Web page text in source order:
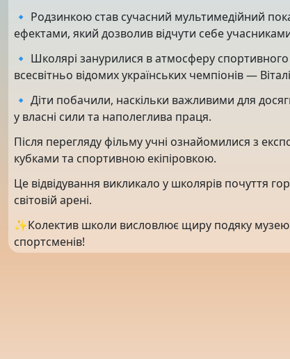
🔹 Родзинкою став сучасний мультимедійний
ефектами, який дозволив відчути себе
🔹 Школярі занурилися в атмосферу
всесвітньо відомих українських чемпіонів —
🔹 Діти побачили, наскільки важливими для
у власні сили та наполеглива праця.
Після перегляду фільму учні ознайомилися з
кубками та спортивною екіпіровкою.
Це відвідування викликало у школярів почуття
світовій арені.
✨Колектив школи висловлює щиру подяку музею
спортсменів!